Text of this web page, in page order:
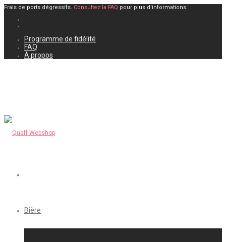
Frais de ports dégressifs. Consultez la FAQ pour plus d'informations.
Programme de fidélité
FAQ
À propos
Bière